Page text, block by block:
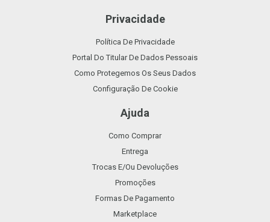
Privacidade
Política De Privacidade
Portal Do Titular De Dados Pessoais
Como Protegemos Os Seus Dados
Configuração De Cookie
Ajuda
Como Comprar
Entrega
Trocas E/ou Devoluções
Promoções
Formas De Pagamento
Marketplace